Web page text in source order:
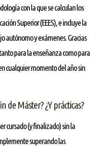
con la que se calculan los
Superior (EEES), e incluye la
autónomo y exámenes. Gracias
para la enseñanza como para
cualquier momento del año sin
de Máster? ¿Y prácticas?
cursado (y finalizado) sin la
superando las